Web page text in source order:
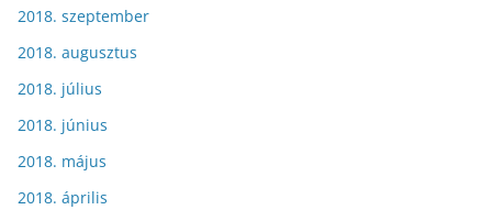
2018. szeptember
2018. augusztus
2018. július
2018. június
2018. május
2018. április